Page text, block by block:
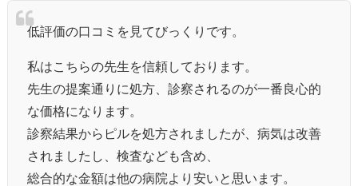
低評価の口コミを見てびっくりです。
私はこちらの先生を信頼しております。
先生の提案通りに処方、診察されるのが一番良心的
な価格になります。
診察結果からピルを処方されましたが、病気は改善
されましたし、検査なども含め、
総合的な金額は他の病院より安いと思います。